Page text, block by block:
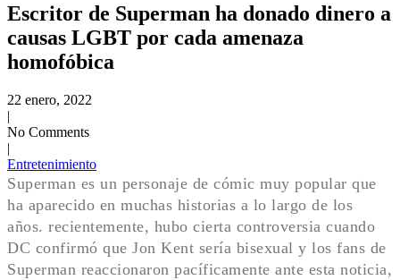
Escritor de Superman ha donado dinero a
causas LGBT por cada amenaza
homofóbica
22 enero, 2022
|
No Comments
|
Entretenimiento
Superman es un personaje de cómic muy popular que
ha aparecido en muchas historias a lo largo de los
años. recientemente, hubo cierta controversia cuando
DC confirmó que Jon Kent sería bisexual y los fans de
Superman reaccionaron pacíficamente ante esta noticia,